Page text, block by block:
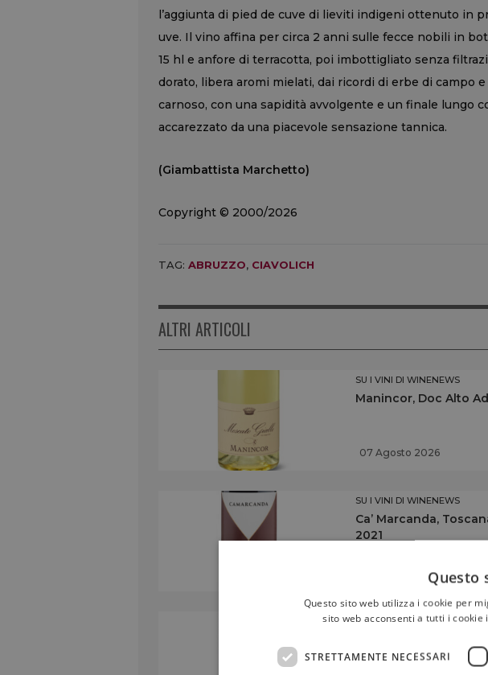
l’aggiunta di pied de cuve di lieviti indigeni ottenuto in
uve. Il vino affina per circa 2 anni sulle fecce nobili in
15 hl e anfore di terracotta, poi imbottigliato senza
dorato, libera aromi mielati, dai ricordi di erbe di campo
carnoso, con una sapidità avvolgente e un finale lungo
accarezzato da una piacevole sensazione tannica.
(Giambattista Marchetto)
Copyright © 2000/2026
TAG: ABRUZZO, CIAVOLICH
ALTRI ARTICOLI
SU I VINI DI WINENEWS
Manincor, Doc Alto
07 Agosto 2026
SU I VINI DI WINENEWS
Ca’ Marcanda,
2021
07 Agosto 2026
SU I VINI DI WINENEWS
Questo
Questo sito web utilizza i cookie per
sito web acconsenti a tutti i
STRETTAMENTE NECESSARI